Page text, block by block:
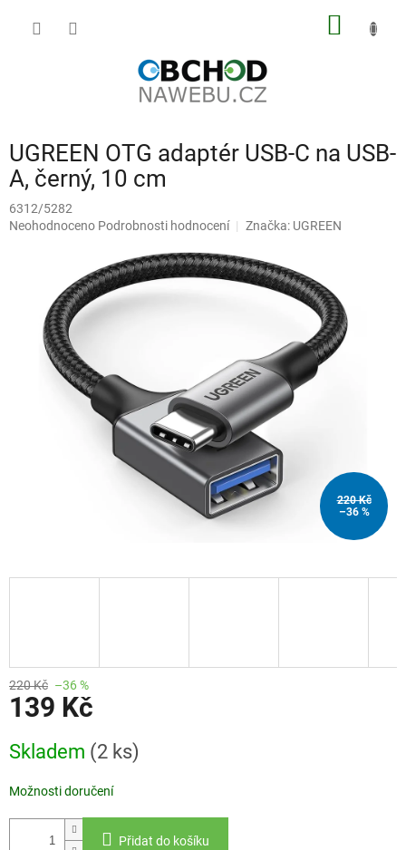
UGREEN OTG adaptér USB-C na USB-
A, černý, 10 cm
6312/5282
Průměrné
hvězdiček.
Neohodnoceno Podrobnosti hodnocení Značka: UGREEN
220 Kč
–36 %
220 Kč –36 %
139 Kč
cena:
Skladem (2 ks)
Možnosti doručení
Přidat do košíku